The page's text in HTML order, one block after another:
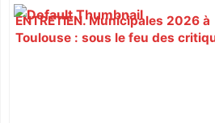
ENTRETIEN. Municipales 2026 à
Toulouse : sous le feu des